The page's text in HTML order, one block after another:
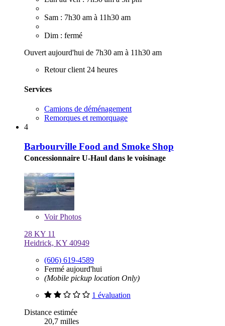
Sam : 7h30 am à 11h30 am
Dim : fermé
Ouvert aujourd'hui de 7h30 am à 11h30 am
Retour client 24 heures
Services
Camions de déménagement
Remorques et remorquage
4
Barbourville Food and Smoke Shop
Concessionnaire U-Haul dans le voisinage
VoirPhotos
28 KY 11
Heidrick, KY 40949
(606) 619-4589
Fermé aujourd'hui
(Mobile pickup location Only)
1 évaluation
Distance estimée
20,7 milles